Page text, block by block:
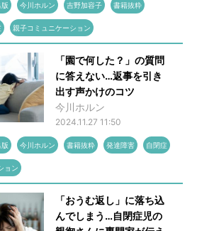
今川ホルン 吉野加容子 書籍抜粋
親子コミュニケーション
「園で何した？」の質問
に答えない…返事を引き
出す声かけのコツ
今川ホルン
2024.11.27 11:50
今川ホルン 書籍抜粋 発達障害 自閉症
ョン
「おうむ返し」に落ち込
んでしまう…自閉症児の